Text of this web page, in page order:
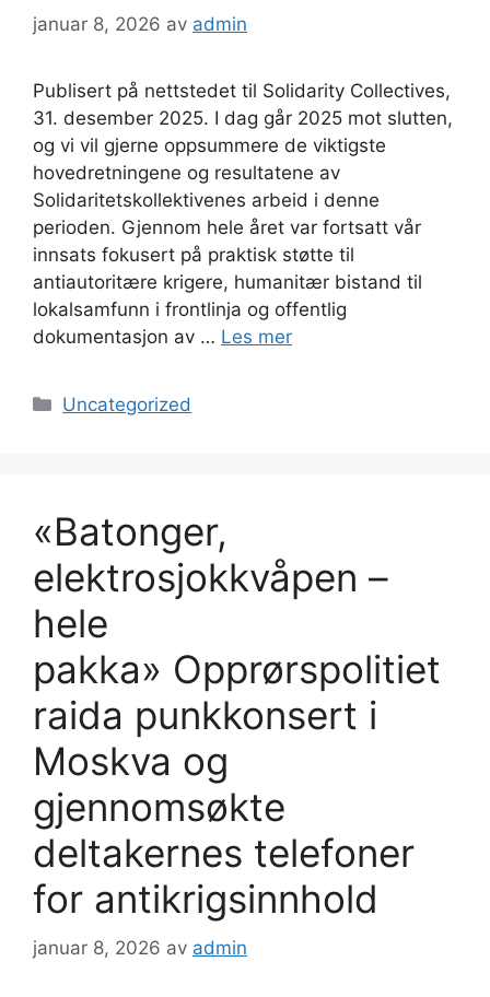
januar 8, 2026 av admin
Publisert på nettstedet til Solidarity Collectives,
31. desember 2025. I dag går 2025 mot slutten,
og vi vil gjerne oppsummere de viktigste
hovedretningene og resultatene av
Solidaritetskollektivenes arbeid i denne
perioden. Gjennom hele året var fortsatt vår
innsats fokusert på praktisk støtte til
antiautoritære krigere, humanitær bistand til
lokalsamfunn i frontlinja og offentlig
dokumentasjon av … Les mer
Kategorier
Uncategorized
«Batonger,
elektrosjokkvåpen –
hele
pakka» Opprørspolitiet
raida punkkonsert i
Moskva og
gjennomsøkte
deltakernes telefoner
for antikrigsinnhold
januar 8, 2026 av admin